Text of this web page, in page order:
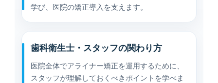
学び、医院の矯正導入を支えます。
歯科衛生士・スタッフの関わり方
医院全体でアライナー矯正を運用するために、
スタッフが理解しておくべきポイントを学べま